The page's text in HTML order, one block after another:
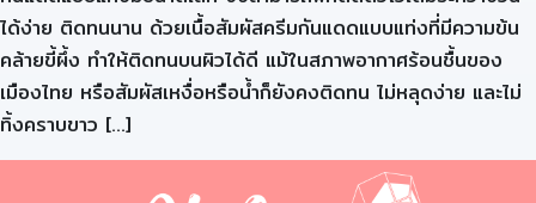
ได้ง่าย ติดทนนาน ด้วยเนื้อสัมผัสครีมกันแดดแบบแท่งที่มีความข้น
คล้ายขี้ผึ้ง ทำให้ติดทนบนผิวได้ดี แม้ในสภาพอากาศร้อนชื้นของ
เมืองไทย หรือสัมผัสเหงื่อหรือน้ำก็ยังคงติดทน ไม่หลุดง่าย และไม่
ทิ้งคราบขาว […]